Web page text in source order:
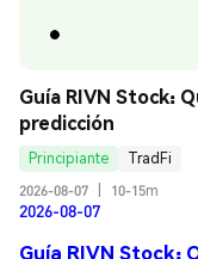
Guía RIVN Stock:
predicción
Principiante
TradFi
2026-08-07
10-15m
2026-08-07
Guía RIVN Stock: